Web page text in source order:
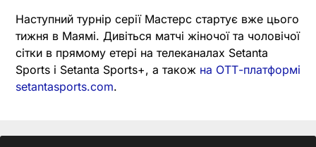
Наступний турнір серії Мастерс стартує вже цього
тижня в Маямі. Дивіться матчі жіночої та чоловічої
сітки в прямому етері на телеканалах Setanta
Sports і Setanta Sports+, а також на ОТТ-платформі
setantasports.com.